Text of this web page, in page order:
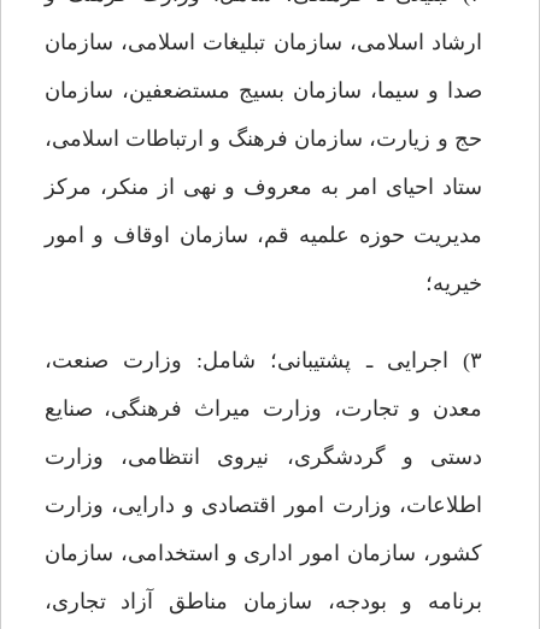
ارشاد اسلامی، سازمان تبلیغات اسلامی، سازمان
صدا و سیما، سازمان بسیج مستضعفین، سازمان
حج و زیارت، سازمان فرهنگ و ارتباطات اسلامی،
ستاد احیای امر به معروف و نهی از منکر، مرکز
مدیریت حوزه علمیه قم، سازمان اوقاف و امور
خیریه؛
۳) اجرایی ـ پشتیبانی؛ شامل: وزارت صنعت،
معدن و تجارت، وزارت میراث فرهنگی، صنایع
دستی و گردشگری، نیروی انتظامی، وزارت
اطلاعات، وزارت امور اقتصادی و دارایی، وزارت
کشور، سازمان امور اداری و استخدامی، سازمان
برنامه و بودجه، سازمان مناطق آزاد تجاری،